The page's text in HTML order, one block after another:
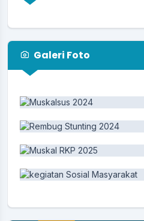
Galeri Foto